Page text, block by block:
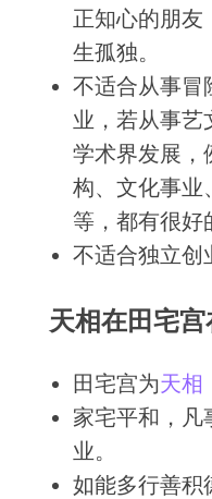
正知心的朋友
生孤独。
不适合从事冒
业，若从事艺
学术界发展，
构、文化事业
等，都有很好
不适合独立创
天相在田宅
田宅宫为天相
家宅平和，凡
业。
如能多行善积